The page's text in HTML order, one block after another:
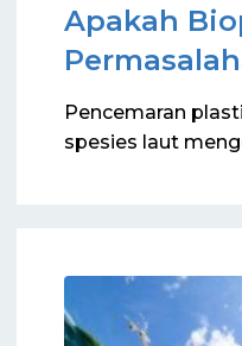
Apakah
Pencemaran
spesies laut